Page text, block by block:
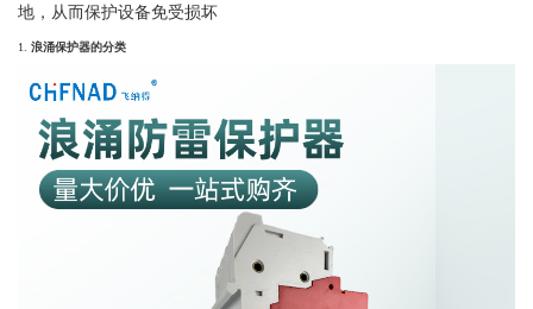
地，从而保护设备免受损坏
1. 浪涌保护器的分类